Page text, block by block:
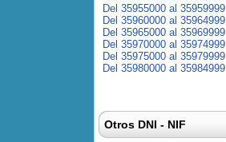
Del 35955000 al 35959999
Del 35960000 al 35964999
Del 35965000 al 35969999
Del 35970000 al 35974999
Del 35975000 al 35979999
Del 35980000 al 35984999
Otros DNI - NIF